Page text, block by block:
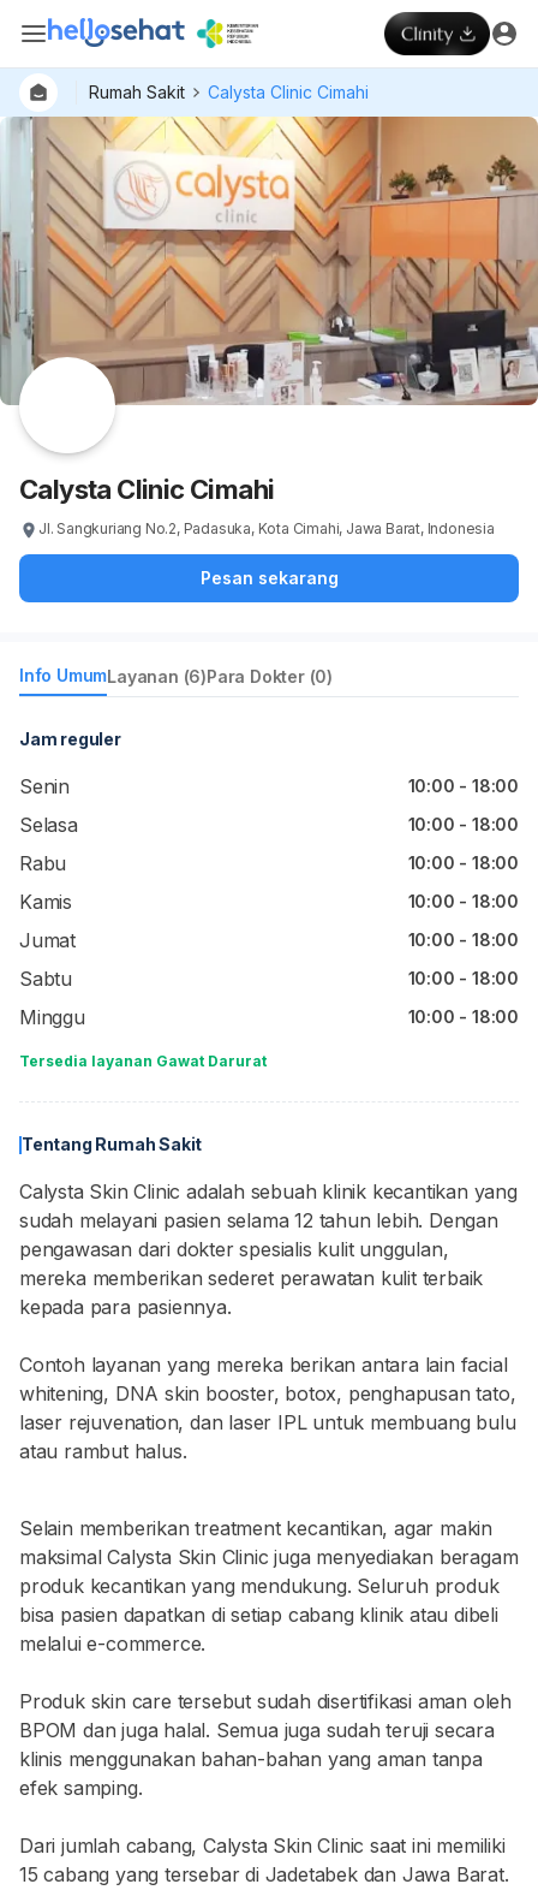
Rumah Sakit Calysta Clinic Cimahi
Calysta Clinic Cimahi
Jl. Sangkuriang No.2, Padasuka, Kota Cimahi, Jawa Barat, Indonesia
Pesan sekarang
Info UmumLayanan (6)Para Dokter (0)
Jam reguler
Senin 10:00 - 18:00
Selasa 10:00 - 18:00
Rabu 10:00 - 18:00
Kamis 10:00 - 18:00
Jumat 10:00 - 18:00
Sabtu 10:00 - 18:00
Minggu 10:00 - 18:00
Tersedia layanan Gawat Darurat
Tentang Rumah Sakit
Calysta Skin Clinic adalah sebuah klinik kecantikan yang
sudah melayani pasien selama 12 tahun lebih. Dengan
pengawasan dari dokter spesialis kulit unggulan,
mereka memberikan sederet perawatan kulit terbaik
kepada para pasiennya.
Contoh layanan yang mereka berikan antara lain facial
whitening, DNA skin booster, botox, penghapusan tato,
laser rejuvenation, dan laser IPL untuk membuang bulu
atau rambut halus.
Selain memberikan treatment kecantikan, agar makin
maksimal Calysta Skin Clinic juga menyediakan beragam
produk kecantikan yang mendukung. Seluruh produk
bisa pasien dapatkan di setiap cabang klinik atau dibeli
melalui e-commerce.
Produk skin care tersebut sudah disertifikasi aman oleh
BPOM dan juga halal. Semua juga sudah teruji secara
klinis menggunakan bahan-bahan yang aman tanpa
efek samping.
Dari jumlah cabang, Calysta Skin Clinic saat ini memiliki
15 cabang yang tersebar di Jadetabek dan Jawa Barat.
Hospital